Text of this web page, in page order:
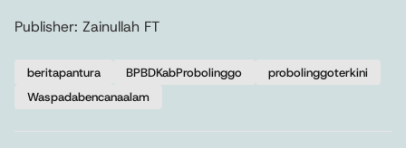
Publisher: Zainullah FT
beritapantura BPBDKabProbolinggo
probolinggoterkini
Waspadabencanaalam